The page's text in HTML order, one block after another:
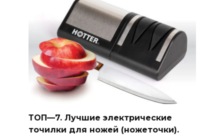
ТОП—7. Лучшие электрические
точилки для ножей (ножеточки).